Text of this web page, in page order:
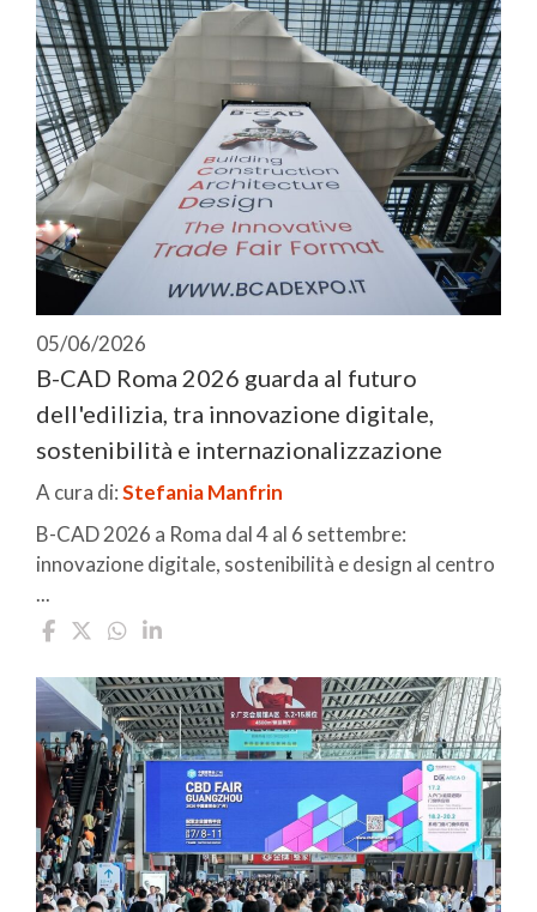
05/06/2026
B-CAD Roma 2026 guarda al futuro
dell'edilizia, tra innovazione digitale,
sostenibilità e internazionalizzazione
A cura di:Stefania Manfrin
B-CAD 2026 a Roma dal 4 al 6 settembre:
innovazione digitale, sostenibilità e design al centro
...